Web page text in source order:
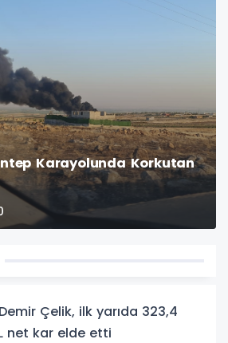
Karayolunda Korkutan
Çelik, ilk yarıda 323,4
net kar elde etti